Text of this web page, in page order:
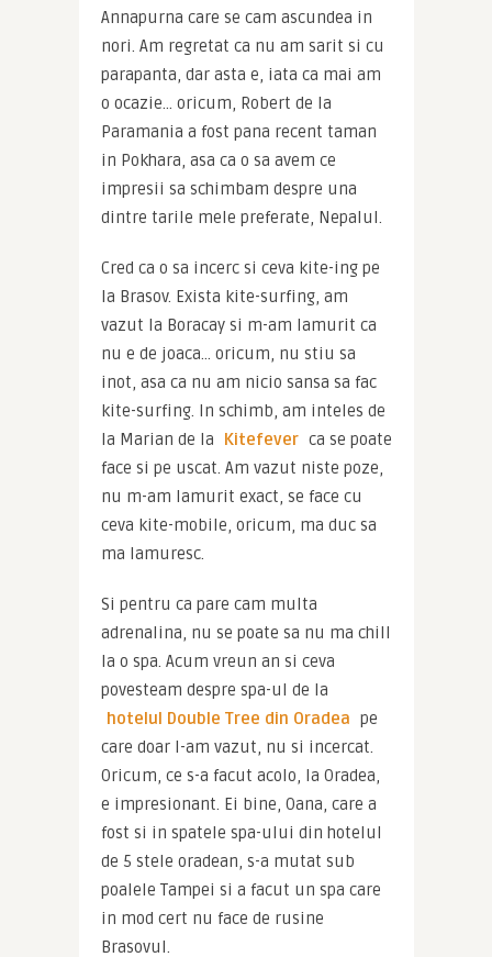
Annapurna care se cam ascundea in
nori. Am regretat ca nu am sarit si cu
parapanta, dar asta e, iata ca mai am
o ocazie… oricum, Robert de la
Paramania a fost pana recent taman
in Pokhara, asa ca o sa avem ce
impresii sa schimbam despre una
dintre tarile mele preferate, Nepalul.
Cred ca o sa incerc si ceva kite-ing pe
la Brasov. Exista kite-surfing, am
vazut la Boracay si m-am lamurit ca
nu e de joaca… oricum, nu stiu sa
inot, asa ca nu am nicio sansa sa fac
kite-surfing. In schimb, am inteles de
la Marian de la
Kitefever ca se poate
face si pe uscat. Am vazut niste poze,
nu m-am lamurit exact, se face cu
ceva kite-mobile, oricum, ma duc sa
ma lamuresc.
Si pentru ca pare cam multa
adrenalina, nu se poate sa nu ma chill
la o spa. Acum vreun an si ceva
hotelul Double Tree din Oradea pe
care doar l-am vazut, nu si incercat.
Oricum, ce s-a facut acolo, la Oradea,
e impresionant. Ei bine, Oana, care a
fost si in spatele spa-ului din hotelul
de 5 stele oradean, s-a mutat sub
poalele Tampei si a facut un spa care
in mod cert nu face de rusine
Brasovul.